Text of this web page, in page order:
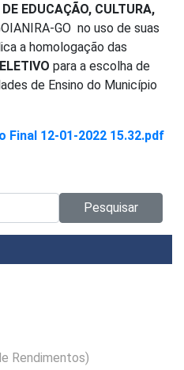
EDUCAÇÃO, CULTURA,
GO no uso de suas
a homologação das
para a escolha de
de Ensino do Município
Final 12-01-2022 15.32.pdf
Pesquisar
Rendimentos)